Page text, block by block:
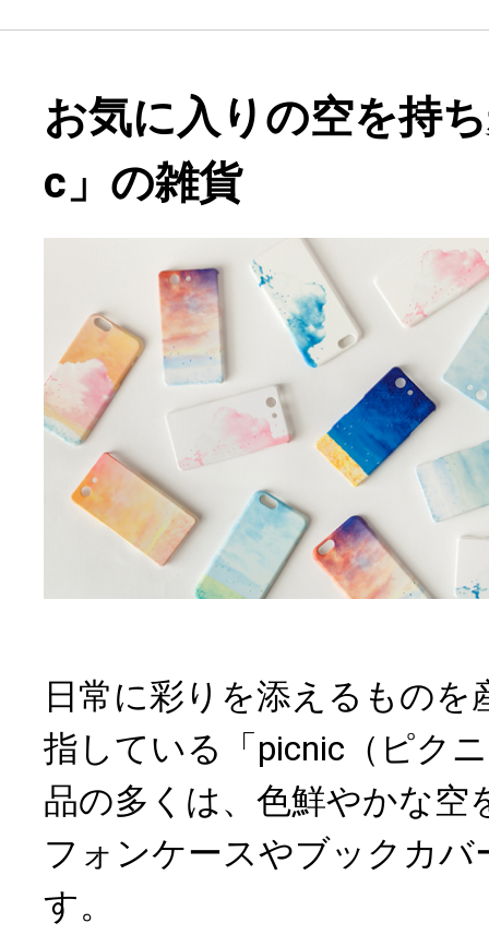
お気に入りの空を持
c」の雑貨
日常に彩りを添えるものを
指している「picnic（ピク
品の多くは、色鮮やかな空
フォンケースやブックカバ
す。